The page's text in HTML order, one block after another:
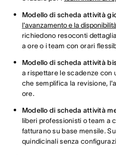
Modello di scheda attività
l'avanzamento e la
richiedono resoconti
a ore o i team con orari
Modello di scheda attività
a rispettare le scadenze con
che semplifica la revisione,
ore.
Modello di scheda attività
liberi professionisti o team a
fatturano su base mensile.
quindicinali senza